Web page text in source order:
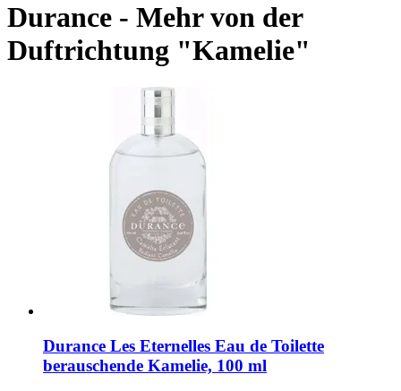
Durance - Mehr von der
Duftrichtung "Kamelie"
Durance Les Eternelles Eau de Toilette
berauschende Kamelie, 100 ml